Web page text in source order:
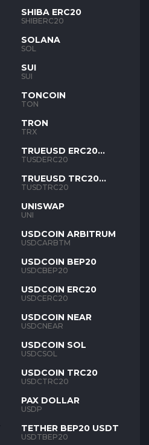
SHIBA ERC20
SHIBERC20
SOLANA
SOL
SUI
SUI
TONCOIN
TON
TRON
TRX
TRUEUSD ERC20
TUSD
TUSDERC20
TRUEUSD TRC20
TUSD
TUSDTRC20
UNISWAP
UNI
USDCOIN ARBITRUM
USDCARBTM
USDCOIN BEP20
USDCBEP20
USDCOIN ERC20
USDCERC20
USDCOIN NEAR
USDCNEAR
USDCOIN SOL
USDCSOL
USDCOIN TRC20
USDCTRC20
PAX DOLLAR
USDP
TETHER BEP20 USDT
USDTBEP20